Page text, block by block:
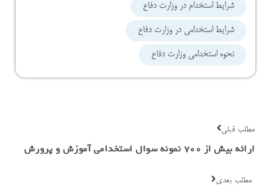
شرایط استخدام در وزارت دفاع
شرایط استخدامی در وزارت دفاع
نحوه استخدامی وزارت دفاع
مطلب قبلی
ارائه بیش از ۷۰۰ نمونه سوال استخدامی آموزش و پرورش
مطلب بعدی